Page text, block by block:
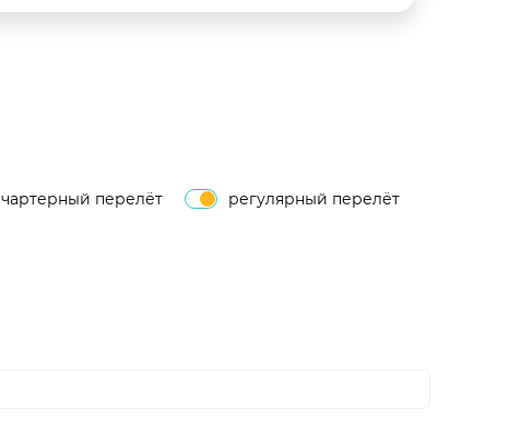
чартерный перелёт регулярный перелёт